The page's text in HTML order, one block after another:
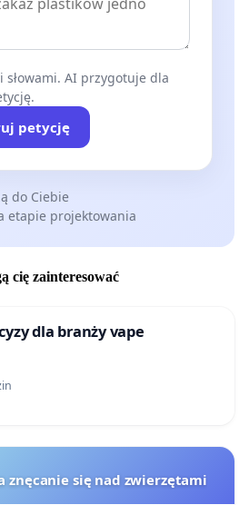
słowami. AI przygotuje dla
petycję
do Ciebie
etapie projektowania
cię zainteresować
dla branży vape
znęcanie się nad zwierzętami